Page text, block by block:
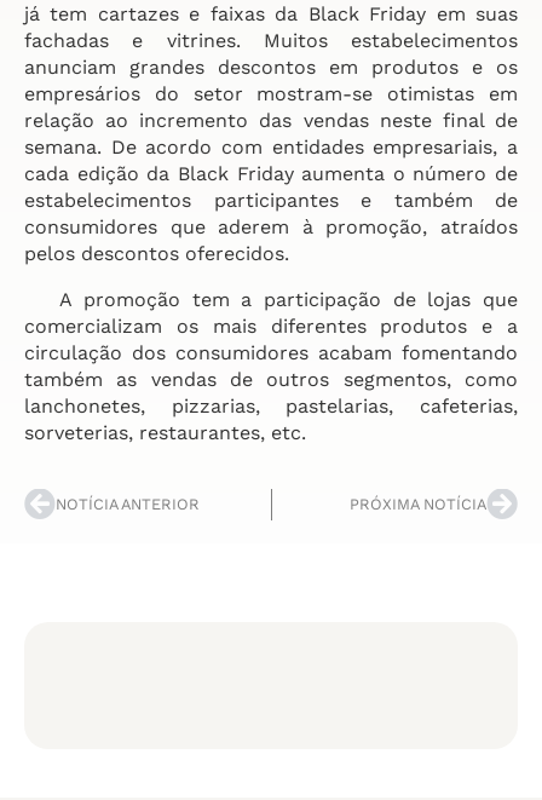
já tem cartazes e faixas da Black Friday em suas
fachadas e vitrines. Muitos estabelecimentos
anunciam grandes descontos em produtos e os
empresários do setor mostram-se otimistas em
relação ao incremento das vendas neste final de
semana. De acordo com entidades empresariais, a
cada edição da Black Friday aumenta o número de
estabelecimentos participantes e também de
consumidores que aderem à promoção, atraídos
pelos descontos oferecidos.
A promoção tem a participação de lojas que
comercializam os mais diferentes produtos e a
circulação dos consumidores acabam fomentando
também as vendas de outros segmentos, como
lanchonetes, pizzarias, pastelarias, cafeterias,
sorveterias, restaurantes, etc.
NOTÍCIA ANTERIOR PRÓXIMA NOTÍCIA